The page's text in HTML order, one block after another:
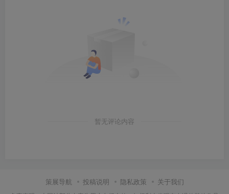
暂无评论内容
策展导航 投稿说明 隐私政策 关于我们